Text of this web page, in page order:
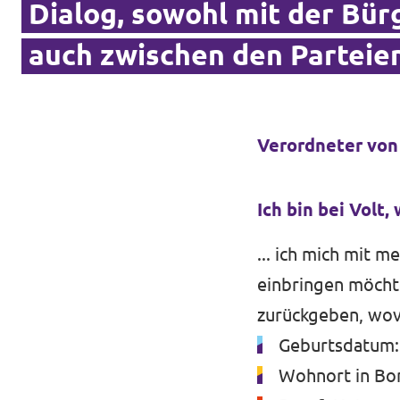
Dialog, sowohl mit der
auch zwischen den
Verordneter
Ich bin bei Volt,
... ich mich mit
einbringen
zurückgeben,
Wohnort in